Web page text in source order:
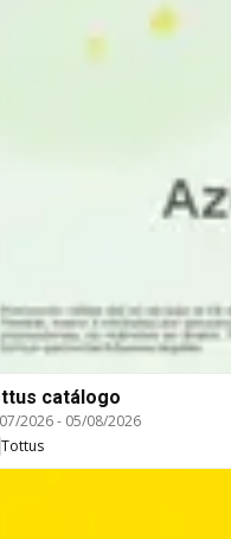
catálogo
2026- 05/08/2026
Tottus